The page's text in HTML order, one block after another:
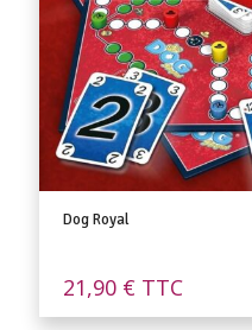
Dog Royal
21,90 € TTC